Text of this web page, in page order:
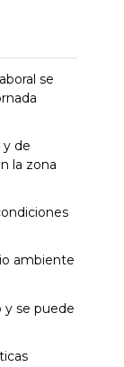
se
y de
la zona
ambiente
y se puede